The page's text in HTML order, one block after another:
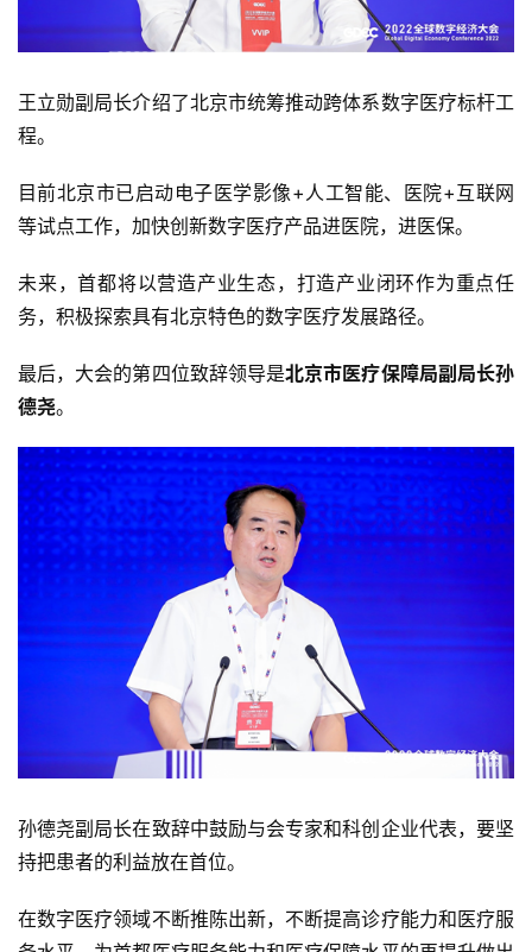
王立勋副局长介绍了北京市统筹推动跨体系数字医疗标杆工
程。
目前北京市已启动电子医学影像+人工智能、医院+互联网
等试点工作，加快创新数字医疗产品进医院，进医保。
未来，首都将以营造产业生态，打造产业闭环作为重点任
务，积极探索具有北京特色的数字医疗发展路径。
最后，大会的第四位致辞领导是北京市医疗保障局副局长孙
德尧。
孙德尧副局长在致辞中鼓励与会专家和科创企业代表，要坚
持把患者的利益放在首位。
在数字医疗领域不断推陈出新，不断提高诊疗能力和医疗服